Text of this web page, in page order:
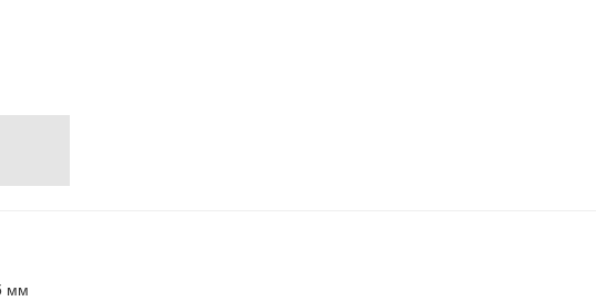
мм